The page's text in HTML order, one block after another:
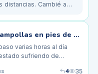
distancias. Cambié a
Me ha…
Consejos para prevenir ampollas en pies de bailarines durante ensayos
varias horas al día
sufriendo de
de mis pies,
4 35